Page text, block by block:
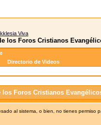
Viva
los Foros Cristianos
Directorio de Videos
los Foros Cristianos
al sistema, o bien, no tienes permiso